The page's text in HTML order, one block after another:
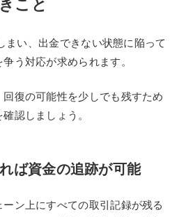
こと
まい、出金できない状態に陥って
う対応が求められます。
復の可能性を少しでも残すため
認しましょう。
ば資金の追跡が可能
ン上にすべての取引記録が残る